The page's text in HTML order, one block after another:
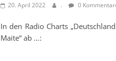
20. April 2022 . 0
In den Radio Charts
Maite“ ab …: